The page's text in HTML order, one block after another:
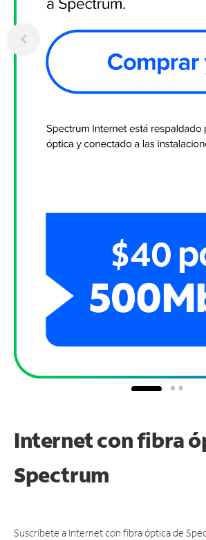
Internet con fibra
Spectrum
Suscríbete a Internet con fibra óptica de